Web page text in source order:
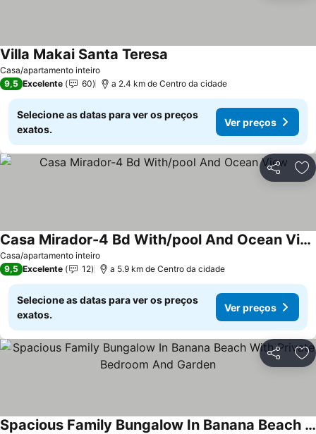
Casa/apartamento inteiro
Villa Makai Santa Teresa
9,5 Excelente 60 a 2.4 km de Centro da cidade
Selecione as datas para ver os preços
exatos.
Ver preços
Partilhar
Casa/apartamento inteiro
Casa Mirador-4 Bd With/pool And Ocean View
9,5 Excelente 12 a 5.9 km de Centro da cidade
Selecione as datas para ver os preços
exatos.
Ver preços
Partilhar
Spacious Family Bungalow In Banana Beach With Private Bedroom And Garden